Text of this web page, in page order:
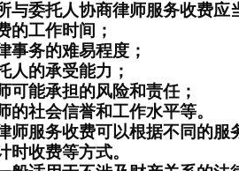
委托人协商律师服务收费应
工作时间；
务的难易程度；
的承受能力；
能承担的风险和责任；
社会信誉和工作水平等。
服务收费可以根据不同的服
时收费等方式。